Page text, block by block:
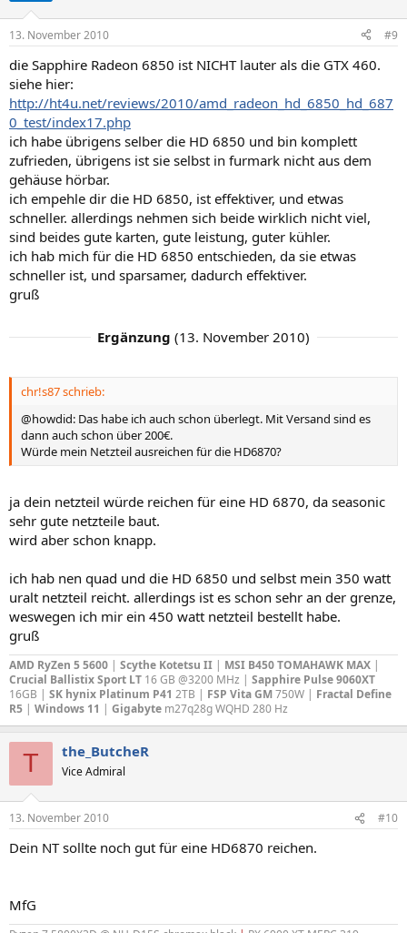
13. November 2010 #9
die Sapphire Radeon 6850 ist NICHT lauter als die GTX 460.
siehe hier:
http://ht4u.net/reviews/2010/amd_radeon_hd_6850_hd_687
0_test/index17.php
ich habe übrigens selber die HD 6850 und bin komplett
zufrieden, übrigens ist sie selbst in furmark nicht aus dem
gehäuse hörbar.
ich empehle dir die HD 6850, ist effektiver, und etwas
schneller. allerdings nehmen sich beide wirklich nicht viel,
sind beides gute karten, gute leistung, guter kühler.
ich hab mich für die HD 6850 entschieden, da sie etwas
schneller ist, und sparsamer, dadurch effektiver.
gruß
Ergänzung (13. November 2010)
chr!s87 schrieb:
@howdid: Das habe ich auch schon überlegt. Mit Versand sind es
dann auch schon über 200€.
Würde mein Netzteil ausreichen für die HD6870?
ja dein netzteil würde reichen für eine HD 6870, da seasonic
sehr gute netzteile baut.
wird aber schon knapp.
ich hab nen quad und die HD 6850 und selbst mein 350 watt
uralt netzteil reicht. allerdings ist es schon sehr an der grenze,
weswegen ich mir ein 450 watt netzteil bestellt habe.
gruß
AMD RyZen 5 5600 | Scythe Kotetsu II | MSI B450 TOMAHAWK MAX |
Crucial Ballistix Sport LT 16 GB @3200 MHz | Sapphire Pulse 9060XT
16GB | SK hynix Platinum P41 2TB | FSP Vita GM750W | Fractal Define
R5 | Windows 11 | Gigabyte m27q28g WQHD 280 Hz
T the_ButcheR
Vice Admiral
13. November 2010 #10
Dein NT sollte noch gut für eine HD6870 reichen.
MfG